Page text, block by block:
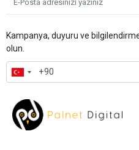
Kampanya, duyuru ve
olun.